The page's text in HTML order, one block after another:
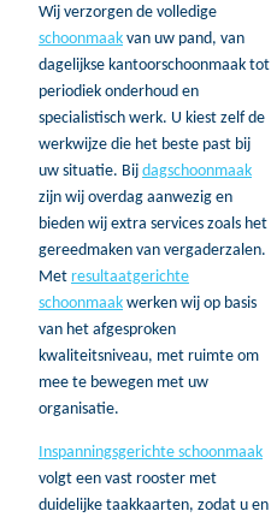
Wij verzorgen de volledige
schoonmaak van uw pand, van
dagelijkse kantoorschoonmaak tot
periodiek onderhoud en
specialistisch werk. U kiest zelf de
werkwijze die het beste past bij
uw situatie. Bij dagschoonmaak
zijn wij overdag aanwezig en
bieden wij extra services zoals het
gereedmaken van vergaderzalen.
Met resultaatgerichte
schoonmaak werken wij op basis
van het afgesproken
kwaliteitsniveau, met ruimte om
mee te bewegen met uw
organisatie.
Inspanningsgerichte schoonmaak
volgt een vast rooster met
duidelijke taakkaarten, zodat u en